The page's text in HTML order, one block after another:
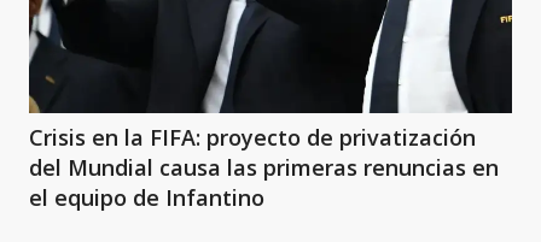
Crisis en la FIFA: proyecto de privatización
del Mundial causa las primeras renuncias en
el equipo de Infantino